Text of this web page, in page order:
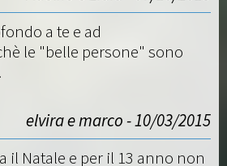
a te e ad
le "belle persone" sono
elvira e marco - 10/03/2015
il Natale e per il 13 anno non